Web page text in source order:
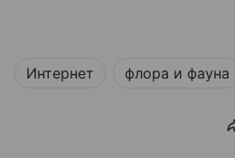
Интернет флора и фауна